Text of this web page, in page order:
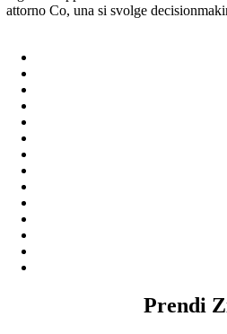
attorno Co, una si svolge
Prendi